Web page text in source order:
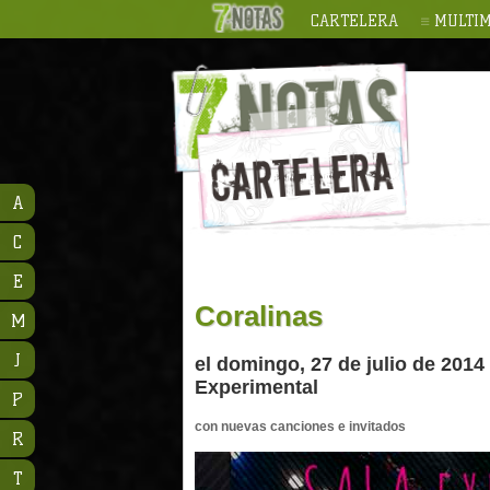
CARTELERA
Coralinas
el domingo, 27 de julio de
Experimental
con nuevas canciones e invitados
A
C
E
M
J
P
R
T